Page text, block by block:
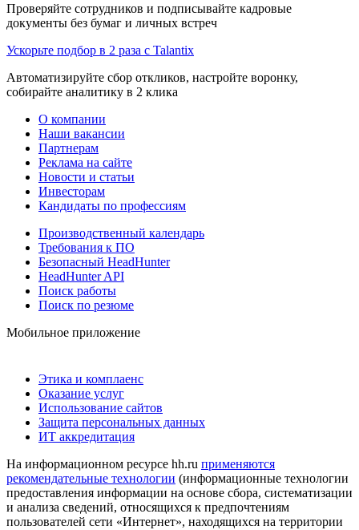
Проверяйте сотрудников и подписывайте кадровые
документы без бумаг и личных встреч
Ускорьте подбор в 2 раза с Talantix
Автоматизируйте сбор откликов, настройте воронку,
собирайте аналитику в 2 клика
О компании
Наши вакансии
Партнерам
Реклама на сайте
Новости и статьи
Инвесторам
Кандидаты по профессиям
Производственный календарь
Требования к ПО
Безопасный HeadHunter
HeadHunter API
Поиск работы
Поиск по резюме
Мобильное приложение
Этика и комплаенс
Оказание услуг
Использование сайтов
Защита персональных данных
ИТ аккредитация
На информационном ресурсе hh.ru применяются
рекомендательные технологии (информационные технологии
предоставления информации на основе сбора, систематизации
и анализа сведений, относящихся к предпочтениям
пользователей сети «Интернет», находящихся на территории